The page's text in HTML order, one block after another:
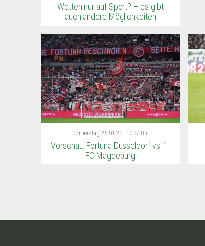
Wetten nur auf Sport? – es gibt
auch andere Möglichkeiten
Donnerstag 26.01.23 | 10:37 Uhr
Vorschau: Fortuna Düsseldorf vs. 1.
FC Magdeburg